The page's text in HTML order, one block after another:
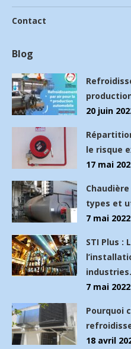
Contact
Blog
20 juin
le risque
17 mai
types et
7 mai 2022
STI Plus :
industries.
7 mai 2022
Pourquoi
18 avril